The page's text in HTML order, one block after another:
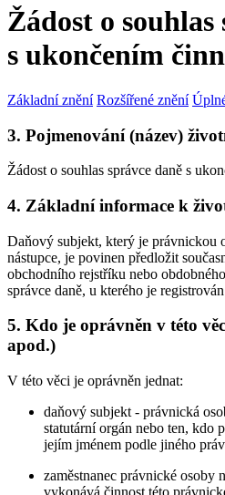
Žádost o souhlas
s ukončením
Základní znění Rozšířené znění
3. Pojmenování (název)
Žádost o souhlas správce daně s
4. Základní informace k
Daňový subjekt, který je právnickou
nástupce, je povinen předložit
obchodního rejstříku nebo
správce daně, u kterého je
5. Kdo je oprávněn v této
apod.)
V této věci je oprávněn jednat:
daňový subjekt - právnická
statutární orgán nebo ten, kdo
jejím jménem podle jiného
zaměstnanec právnické osoby